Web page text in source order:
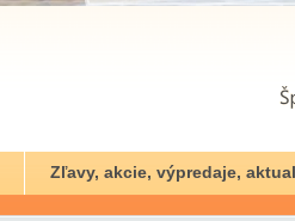
Zľavy, akcie, výpredaje,